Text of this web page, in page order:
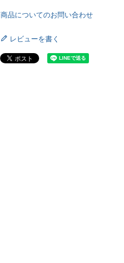
商品についてのお問い合わせ
レビューを書く